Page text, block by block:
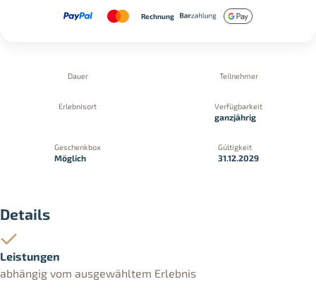
Rechnung
Dauer Teilnehmer
Erlebnisort Verfügbarkeit
ganzjährig
Geschenkbox
Möglich
Gültigkeit
31.12.2029
Details
Leistungen
abhängig vom ausgewähltem Erlebnis